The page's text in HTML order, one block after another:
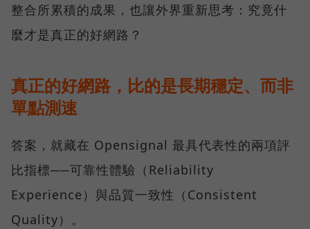
整合所累積的成果，也讓外界重新思考：究竟什
麼才是真正的好網路？
真正的好網路，比的是長期穩定、而非
單點測速
答案，就藏在 Opensignal 最具代表性的兩項評
比指標──可靠性體驗（Reliability
Experience）與品質一致性（Consistent
Quality）。